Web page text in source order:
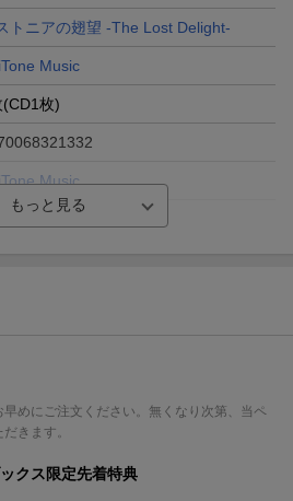
トニアの翅望 -The Lost Delight-
Music
(CD1枚)
Music
めにご注文ください。無くなり次第、当ペ
きます。
クス限定先着特典